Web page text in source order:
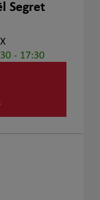
Segret
- 17:30